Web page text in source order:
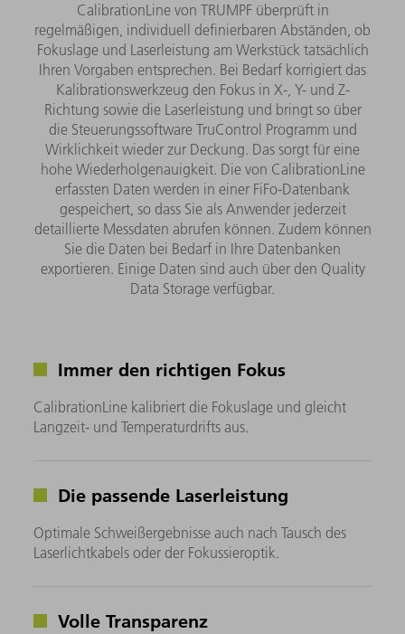
CalibrationLine von TRUMPF überprüft in
regelmäßigen, individuell definierbaren Abständen, ob
Fokuslage und Laserleistung am Werkstück tatsächlich
Ihren Vorgaben entsprechen. Bei Bedarf korrigiert das
Kalibrationswerkzeug den Fokus in X-, Y- und Z-
Richtung sowie die Laserleistung und bringt so über
die Steuerungssoftware TruControl Programm und
Wirklichkeit wieder zur Deckung. Das sorgt für eine
hohe Wiederholgenauigkeit. Die von CalibrationLine
erfassten Daten werden in einer FiFo-Datenbank
gespeichert, so dass Sie als Anwender jederzeit
detaillierte Messdaten abrufen können. Zudem können
Sie die Daten bei Bedarf in Ihre Datenbanken
exportieren. Einige Daten sind auch über den Quality
Data Storage verfügbar.
Immer den richtigen Fokus
CalibrationLine kalibriert die Fokuslage und gleicht
Langzeit- und Temperaturdrifts aus.
Die passende Laserleistung
Optimale Schweißergebnisse auch nach Tausch des
Laserlichtkabels oder der Fokussieroptik.
Volle Transparenz